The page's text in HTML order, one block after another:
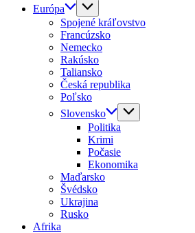
Európa
Spojené kráľovstvo
Francúzsko
Nemecko
Rakúsko
Taliansko
Česká republika
Poľsko
Slovensko
Politika
Krimi
Počasie
Ekonomika
Maďarsko
Švédsko
Ukrajina
Rusko
Afrika